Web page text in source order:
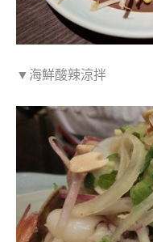
▼海鮮酸辣涼拌